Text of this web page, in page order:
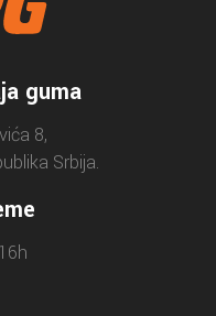
guma
8,
Srbija.